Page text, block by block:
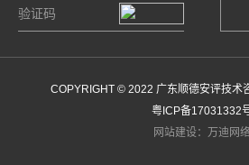
COPYRIGHT © 2022 广东顺德安评技术
粤ICP备17031332
网站建设：万迪网